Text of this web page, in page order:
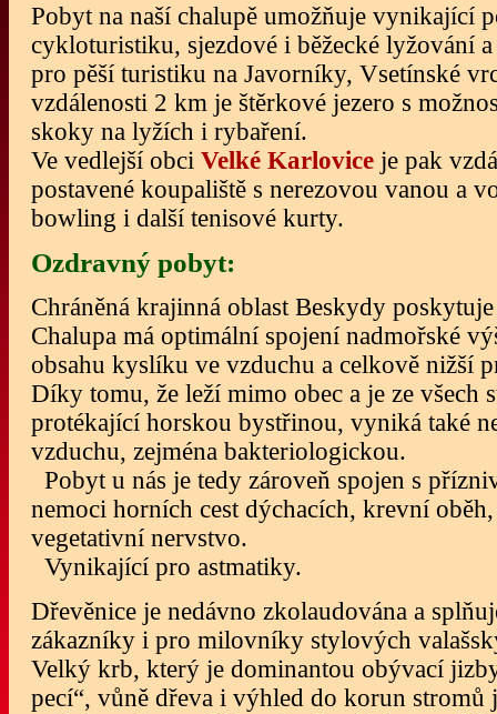
Pobyt na naší chalupě umožňuje vynikající
cykloturistiku, sjezdové i běžecké lyžování
pro pěší turistiku na Javorníky, Vsetínské
vzdálenosti 2 km je štěrkové jezero s
skoky na lyžích i rybaření.
Ve vedlejší obci Velké Karloviceje pak
postavené koupaliště s nerezovou vanou a
bowling i další tenisové kurty.
Ozdravný pobyt:
Chráněná krajinná oblast Beskydy
Chalupa má optimální spojení nadmořské
obsahu kyslíku ve vzduchu a celkově nižší
Díky tomu, že leží mimo obec a je ze všech
protékající horskou bystřinou, vyniká také
vzduchu, zejména bakteriologickou.
Pobyt u nás je tedy zároveň spojen s
nemoci horních cest dýchacích, krevní
vegetativní nervstvo.
Vynikající pro astmatiky.
Dřevěnice je nedávno zkolaudována a
zákazníky i pro milovníky stylových
Velký krb, který je dominantou obývací
pecí“, vůně dřeva i výhled do korun stromů